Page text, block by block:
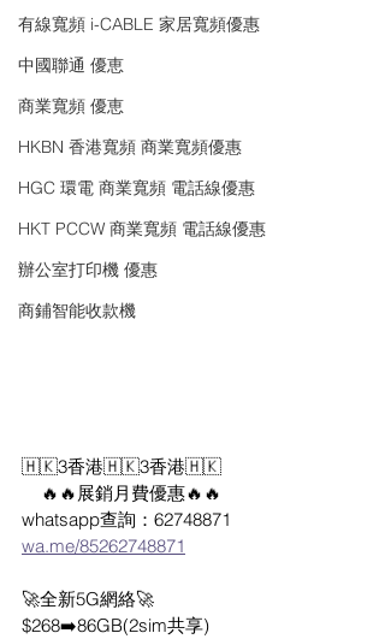
有線寬頻 i-CABLE 家居寬頻優惠
中國聯通 優恵
商業寬頻 優恵
HKBN 香港寬頻 商業寬頻優惠
HGC 環電 商業寬頻 電話線優惠
HKT PCCW 商業寬頻 電話線優惠
辦公室打印機 優惠
商鋪智能收款機
🇭🇰3香港🇭🇰3香港🇭🇰
    🔥🔥展銷月費優惠🔥🔥
whatsapp查詢：62748871
wa.me/85262748871
🚀全新5G網絡🚀
$268➡️86GB(2sim共享)